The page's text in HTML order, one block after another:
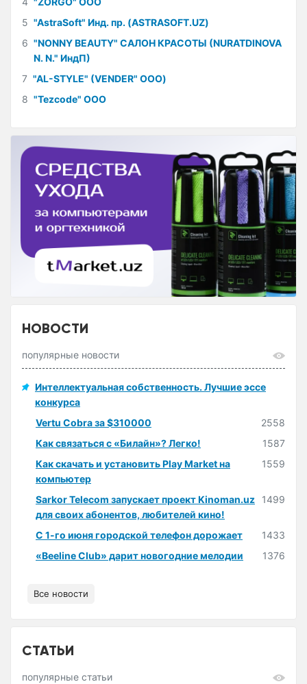
5 "AstraSoft" Инд. пр. (ASTRASOFT.UZ)
6 "NONNY BEAUTY" САЛОН КРАСОТЫ (NURATDINOVA
N. N." ИндП)
7 "AL-STYLE" (VENDER" ООО)
8 "Tezcode" ООО
НОВОСТИ
популярные новости
Интеллектуальная собственность. Лучшие эссе
конкурса
Vertu Cobra за $310000
2558
Как связаться с «Билайн»? Легко!
1587
Как скачать и установить Play Market на
компьютер
1559
Sarkor Telecom запускает проект Kinoman.uz
для своих абонентов, любителей кино!
1499
С 1-го июня городской телефон дорожает
1433
«Beeline Club» дарит новогодние мелодии
1376
Все новости
СТАТЬИ
популярные статьи